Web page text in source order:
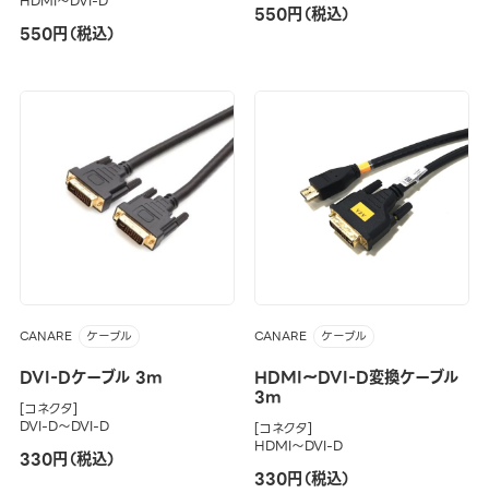
550円（税込）
550円（税込）
CANARE ケーブル
DVI-Dケーブル 3m
[コネクタ]
DVI-D～DVI-D
330円（税込）
CANARE ケーブル
HDMI～DVI-D変換ケーブル
3m
[コネクタ]
HDMI～DVI-D
330円（税込）